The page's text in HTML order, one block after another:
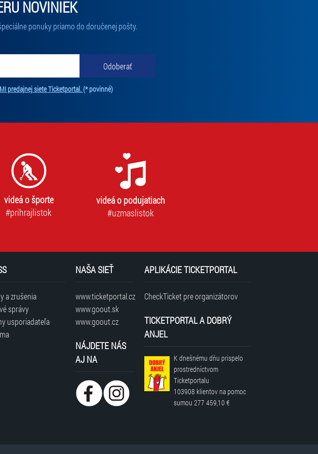
NOVINIEK
ponuky priamo do doručenej pošty.
Odoberať
stranami.
predajnej siete Ticketportal. (* povinné)Tento súhlas je povinný na odber newslettra. Bez súhlasu nie je možné vás
videá o športe
#prihrajlistok
videá o podujatiach
#uzmaslistok
a zrušenia
správy
usporiadateľa
NAŠA SIEŤ
www.ticketportal.cz
www.goout.sk
www.goout.cz
NÁJDETE NÁS
AJ NA
APLIKÁCIE TICKETPORTAL
CheckTicket pre organizátorov
TICKETPORTAL A DOBRÝ
ANJEL
K dnešnému dňu prispelo
prostredníctvom
Ticketportalu
103908 klientov na pomoc
sumou277 459,10 €